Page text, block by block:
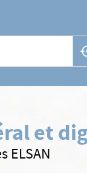
et
ELSAN